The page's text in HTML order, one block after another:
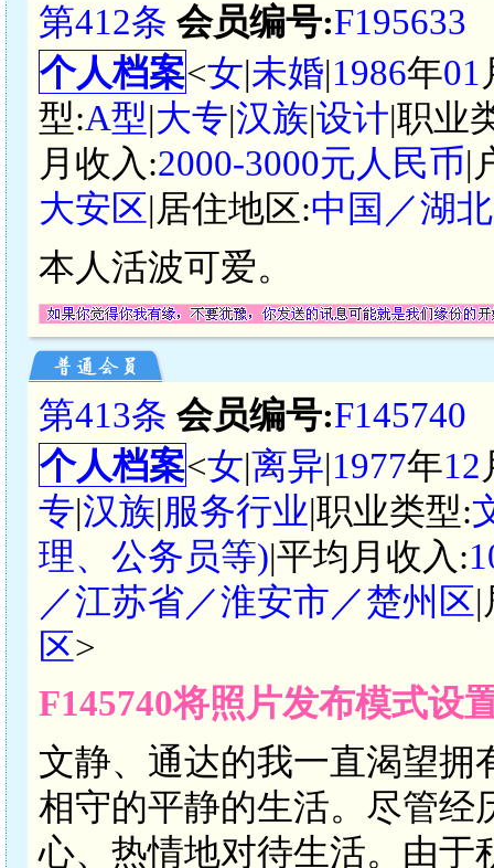
第412条 会员编号:F195633
个人档案<女|未婚|1986年01
型:A型|大专|汉族|设计|职业
月收入:2000-3000元人民币|
大安区|居住地区:中国／湖
本人活波可爱。
第413条 会员编号:F145740
个人档案<女|离异|1977年12
专|汉族|服务行业|职业类型:
理、公务员等)|平均月收入:
／江苏省／淮安市／楚州区|
区>
F145740将照片发布模式设
文静、通达的我一直渴望拥
相守的平静的生活。尽管经
心、热情地对待生活。由于